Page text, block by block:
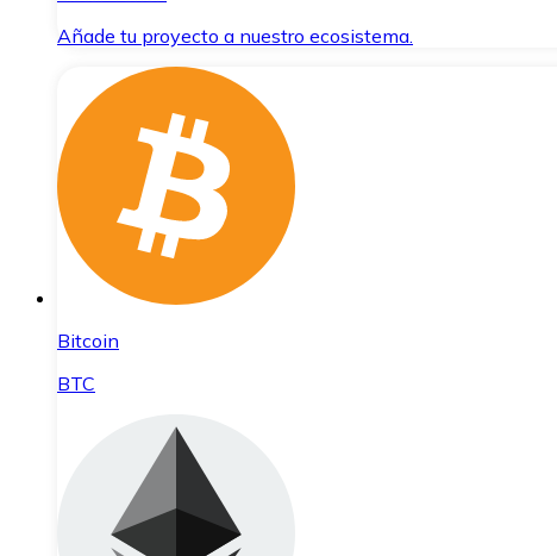
Añade tu proyecto a nuestro ecosistema.
Bitcoin
BTC